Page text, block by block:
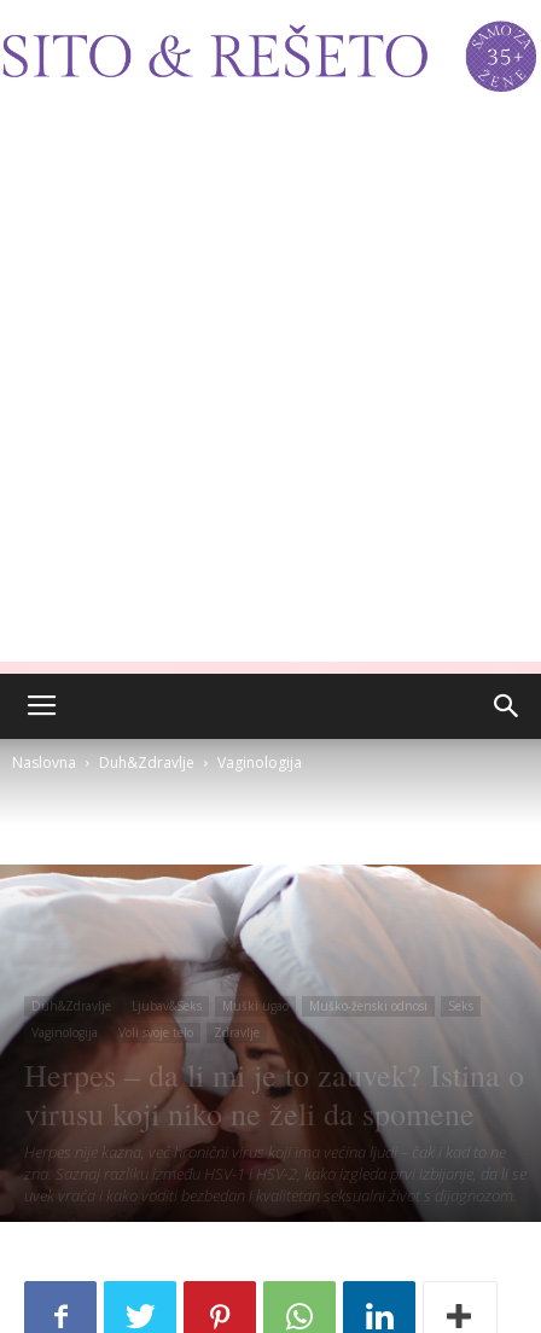
Naslovna Duh&Zdravlje Vaginologija
Duh&Zdravlje Ljubav&Seks Muški ugao Muško-ženski odnosi
Seks
Vaginologija
Voli svoje telo Zdravlje
Herpes – da li mi je to zauvek? Istina o
virusu koji niko ne želi da spomene
Herpes nije kazna, već hronični virus koji ima većina ljudi – čak i kad to ne
zna. Saznaj razliku između HSV-1 i HSV-2, kako izgleda prvi izbijanje, da li se
uvek vraća i kako voditi bezbedan i kvalitetan seksualni život s dijagnozom.